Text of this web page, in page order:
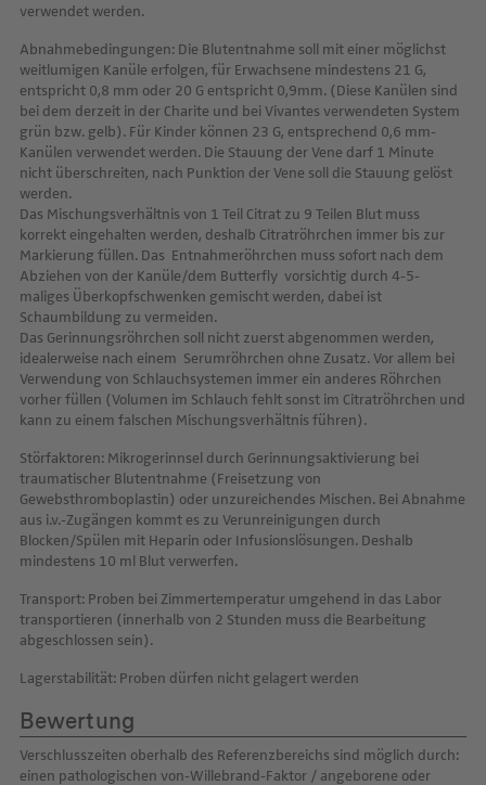
verwendet werden.
Abnahmebedingungen: Die Blutentnahme soll mit einer möglichst
weitlumigen Kanüle erfolgen, für Erwachsene mindestens 21 G,
entspricht 0,8 mm oder 20 G entspricht 0,9mm. (Diese Kanülen sind
bei dem derzeit in der Charite und bei Vivantes verwendeten System
grün bzw. gelb). Für Kinder können 23 G, entsprechend 0,6 mm-
Kanülen verwendet werden. Die Stauung der Vene darf 1 Minute
nicht überschreiten, nach Punktion der Vene soll die Stauung gelöst
werden.
Das Mischungsverhältnis von 1 Teil Citrat zu 9 Teilen Blut muss
korrekt eingehalten werden, deshalb Citratröhrchen immer bis zur
Markierung füllen. Das Entnahmeröhrchen muss sofort nach dem
Abziehen von der Kanüle/dem Butterfly vorsichtig durch 4-5-
maliges Überkopfschwenken gemischt werden, dabei ist
Schaumbildung zu vermeiden.
Das Gerinnungsröhrchen soll nicht zuerst abgenommen werden,
idealerweise nach einem Serumröhrchen ohne Zusatz. Vor allem bei
Verwendung von Schlauchsystemen immer ein anderes Röhrchen
vorher füllen (Volumen im Schlauch fehlt sonst im Citratröhrchen und
kann zu einem falschen Mischungsverhältnis führen).
Störfaktoren: Mikrogerinnsel durch Gerinnungsaktivierung bei
traumatischer Blutentnahme (Freisetzung von
Gewebsthromboplastin) oder unzureichendes Mischen. Bei Abnahme
aus i.v.-Zugängen kommt es zu Verunreinigungen durch
Blocken/Spülen mit Heparin oder Infusionslösungen. Deshalb
mindestens 10 ml Blut verwerfen.
Transport: Proben bei Zimmertemperatur umgehend in das Labor
transportieren (innerhalb von 2 Stunden muss die Bearbeitung
abgeschlossen sein).
Lagerstabilität: Proben dürfen nicht gelagert werden
Bewertung
Verschlusszeiten oberhalb des Referenzbereichs sind möglich durch:
einen pathologischen von-Willebrand-Faktor / angeborene oder